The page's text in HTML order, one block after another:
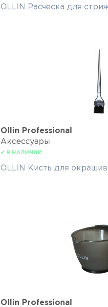
OLLIN Расческа для
Ollin Professional
Аксессуары
✔ В НАЛИЧИИ
OLLIN Кисть для
Ollin Professional